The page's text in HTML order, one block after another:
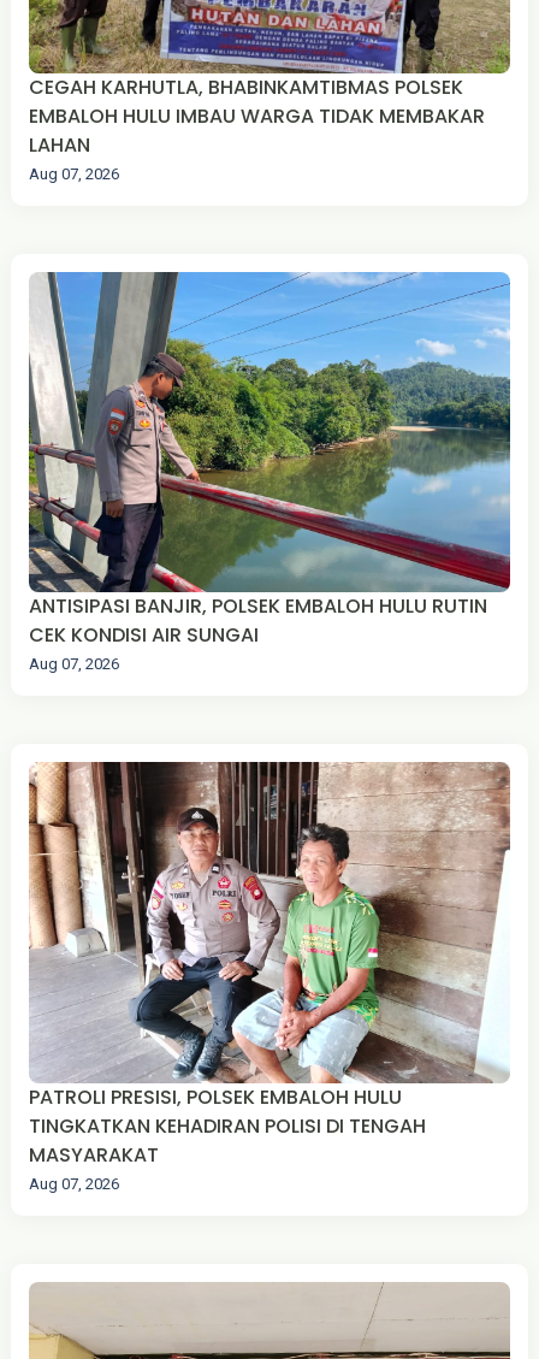
CEGAH KARHUTLA, BHABINKAMTIBMAS POLSEK
EMBALOH HULU IMBAU WARGA TIDAK MEMBAKAR
LAHAN
Aug 07, 2026
ANTISIPASI BANJIR, POLSEK EMBALOH HULU RUTIN
CEK KONDISI AIR SUNGAI
Aug 07, 2026
PATROLI PRESISI, POLSEK EMBALOH HULU
TINGKATKAN KEHADIRAN POLISI DI TENGAH
MASYARAKAT
Aug 07, 2026